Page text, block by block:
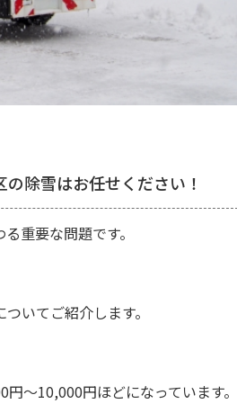
除雪はお任せください！
重要な問題です。
いてご紹介します。
～10,000円ほどになっています。